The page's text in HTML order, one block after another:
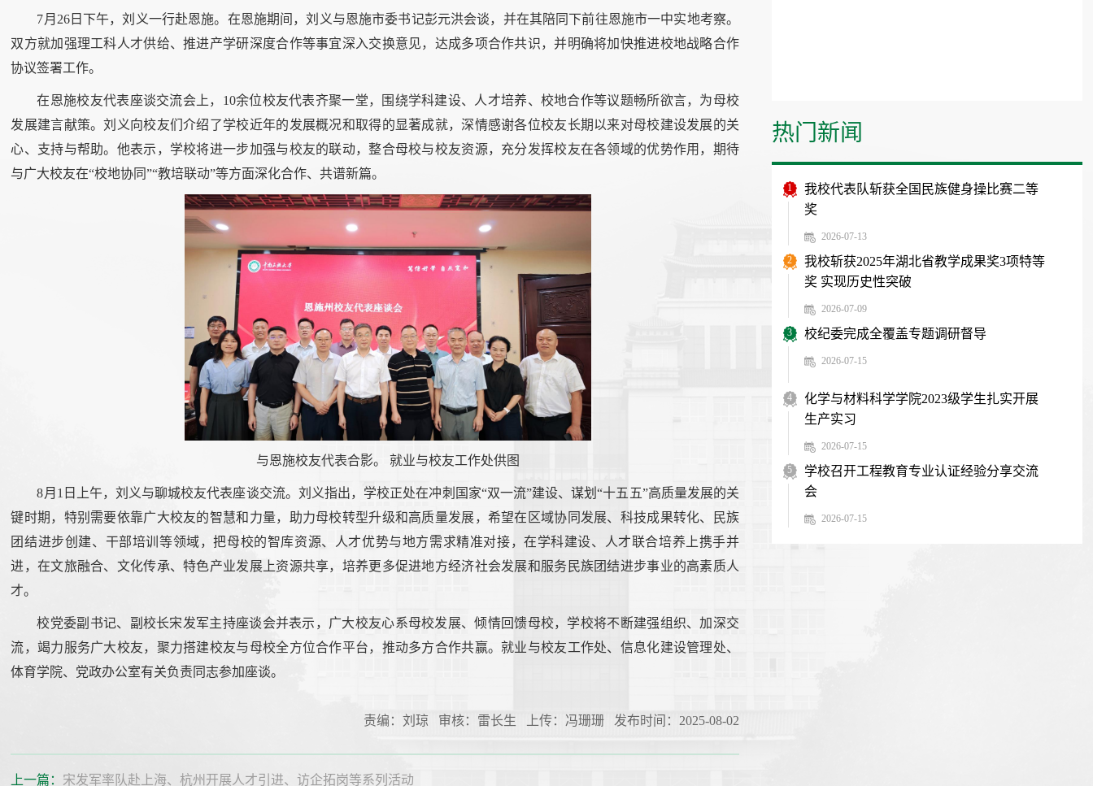
7月26日下午，刘义一行赴恩施。在恩施期间，刘义与恩施市委书记彭元洪会谈，并在其陪同下前往恩施市一中实地考察。
双方就加强理工科人才供给、推进产学研深度合作等事宜深入交换意见，达成多项合作共识，并明确将加快推进校地战略合作
协议签署工作。
在恩施校友代表座谈交流会上，10余位校友代表齐聚一堂，围绕学科建设、人才培养、校地合作等议题畅所欲言，为母校
发展建言献策。刘义向校友们介绍了学校近年的发展概况和取得的显著成就，深情感谢各位校友长期以来对母校建设发展的关
心、支持与帮助。他表示，学校将进一步加强与校友的联动，整合母校与校友资源，充分发挥校友在各领域的优势作用，期待
与广大校友在“校地协同”“教培联动”等方面深化合作、共谱新篇。
与恩施校友代表合影。 就业与校友工作处供图
8月1日上午，刘义与聊城校友代表座谈交流。刘义指出，学校正处在冲刺国家“双一流”建设、谋划“十五五”高质量发展的关
键时期，特别需要依靠广大校友的智慧和力量，助力母校转型升级和高质量发展，希望在区域协同发展、科技成果转化、民族
团结进步创建、干部培训等领域，把母校的智库资源、人才优势与地方需求精准对接，在学科建设、人才联合培养上携手并
进，在文旅融合、文化传承、特色产业发展上资源共享，培养更多促进地方经济社会发展和服务民族团结进步事业的高素质人
才。
校党委副书记、副校长宋发军主持座谈会并表示，广大校友心系母校发展、倾情回馈母校，学校将不断建强组织、加深交
流，竭力服务广大校友，聚力搭建校友与母校全方位合作平台，推动多方合作共赢。就业与校友工作处、信息化建设管理处、
体育学院、党政办公室有关负责同志参加座谈。
责编：刘琼 审核：雷长生 上传：冯珊珊 发布时间：2025-08-02
上一篇： 宋发军率队赴上海、杭州开展人才引进、访企拓岗等系列活动
热门新闻
1
我校代表队斩获全国民族健身操比赛二等
奖
2026-07-13
2
我校斩获2025年湖北省教学成果奖3项特等
奖 实现历史性突破
2026-07-09
3 校纪委完成全覆盖专题调研督导
2026-07-15
4
化学与材料科学学院2023级学生扎实开展
生产实习
2026-07-15
5
学校召开工程教育专业认证经验分享交流
会
2026-07-15